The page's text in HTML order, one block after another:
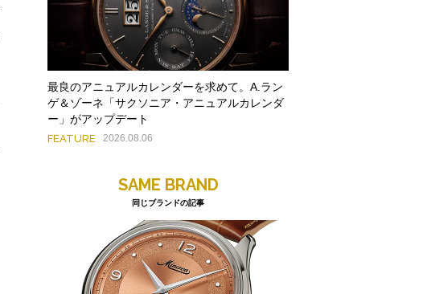
最良のアニュアルカレンダーを求めて。A.ラン
ゲ＆ゾーネ「サクソニア・アニュアルカレンダ
ー」がアップデート
FEATURE 2026.08.06
SAME BRAND
同じブランドの記事